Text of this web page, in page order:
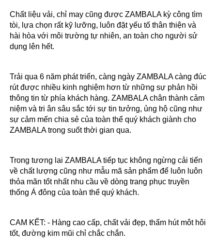
Chất liệu vải, chỉ may cũng được ZAMBALA kỳ công tìm
tòi, lựa chọn rất kỹ lưỡng, luôn đặt yếu tố thân thiện và
hài hòa với môi trường tự nhiên, an toàn cho người sử
dụng lên hết.
Trải qua 6 năm phát triển, càng ngày ZAMBALA càng đúc
rút được nhiều kinh nghiệm hơn từ những sự phản hồi
thông tin từ phía khách hàng. ZAMBALA chân thành cảm
niệm và tri ân sâu sắc tới sự tin tưởng, ủng hộ cũng như
sự cảm mến chia sẻ của toàn thể quý khách giành cho
ZAMBALA trong suốt thời gian qua.
Trong tương lai ZAMBALA tiếp tục không ngừng cải tiến
về chất lượng cũng như mẫu mã sản phẩm để luôn luôn
thỏa mãn tốt nhất nhu cầu về dòng trang phục truyền
thống Á đông của toàn thể quý khách.
CAM KẾT: - Hàng cao cấp, chất vải đẹp, thấm hút môt hôi
tốt, đường kim mũi chỉ chắc chắn.